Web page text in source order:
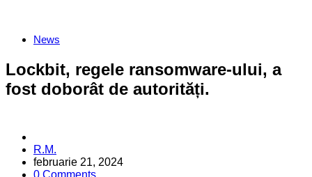
Categories
News
Lockbit, regele ransomware-ului, a
fost doborât de autorități.
Posted
by
R.M.
februarie 21, 2024
0 Comments